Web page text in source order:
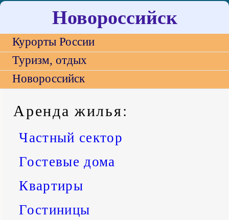
Новороссийск
Курорты России
Туризм, отдых
Новороссийск
Аренда жилья:
Частный сектор
Гостевые дома
Квартиры
Гостиницы